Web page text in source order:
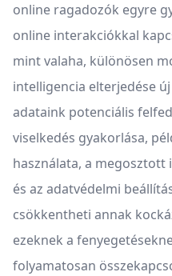
online ragadozók egyre
online interakciókkal
mint valaha, különösen
intelligencia elterjedése
adataink potenciális
viselkedés gyakorlása,
használata, a
és az adatvédelmi
csökkentheti annak
ezeknek a
folyamatosan